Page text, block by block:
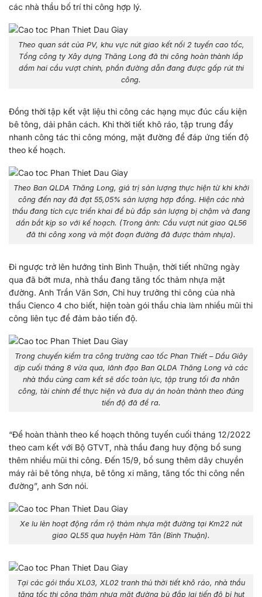
các nhà thầu bố trí thi công hợp lý.
Theo quan sát của PV, khu vực nút giao kết nối 2 tuyến cao tốc,
Tổng công ty Xây dựng Thăng Long đã thi công hoàn thành lắp
dầm hai cầu vượt chính, phần đường dẫn đang được gấp rút thi
công.
Đồng thời tập kết vật liệu thi công các hạng mục đúc cấu kiện
bê tông, dải phân cách. Khi thời tiết khô ráo, tập trung đẩy
nhanh công tác thi công móng, mặt đường để đáp ứng tiến độ
theo kế hoạch.
Theo Ban QLDA Thăng Long, giá trị sản lượng thực hiện từ khi khởi
công đến nay đã đạt 55,05% sản lượng hợp đồng. Hiện các nhà
thầu đang tích cực triển khai để bù đắp sản lượng bị chậm và đang
dần bắt kịp so với kế hoạch. (Trong ảnh: Cầu vượt nút giao QL56
đã thi công xong và một đoạn đường đã được thảm nhựa).
Đi ngược trở lên hướng tỉnh Bình Thuận, thời tiết những ngày
qua đã bớt mưa, nhà thầu đang tăng tốc thảm nhựa mặt
đường. Anh Trần Văn Sơn, Chỉ huy trưởng thi công của nhà
thầu Cienco 4 cho biết, hiện toàn gói thầu chia làm nhiều mũi thi
công liên tục để đảm bảo tiến độ.
Trong chuyến kiểm tra công trường cao tốc Phan Thiết – Dầu Giây
dịp cuối tháng 8 vừa qua, lãnh đạo Ban QLDA Thăng Long và các
nhà thầu cùng cam kết sẽ dốc toàn lực, tập trung tối đa nhân
công, tài chính để thực hiện và đưa dự án hoàn thành theo đúng
tiến độ đã đề ra.
“Để hoàn thành theo kế hoạch thông tuyến cuối tháng 12/2022
theo cam kết với Bộ GTVT, nhà thầu đang huy động bổ sung
thêm nhiều mũi thi công. Đến 15/9, bổ sung thêm dây chuyền
máy rải bê tông nhựa, bê tông xi măng, tăng tốc thi công nền
đường”, anh Sơn nói.
Xe lu lèn hoạt động rầm rộ thảm nhựa mặt đường tại Km22 nút
giao QL55 qua huyện Hàm Tân (Bình Thuận).
Tại các gói thầu XL03, XL02 tranh thủ thời tiết khô ráo, nhà thầu
tăng tốc thi công thảm nhựa mặt đường bù đắp lại tiến độ bị hụt